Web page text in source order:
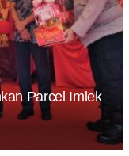
Parcel Imlek